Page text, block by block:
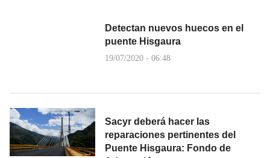
Detectan nuevos huecos en el
puente Hisgaura
19/07/2020 - 06:48
Sacyr deberá hacer las
reparaciones pertinentes del
Puente Hisgaura: Fondo de